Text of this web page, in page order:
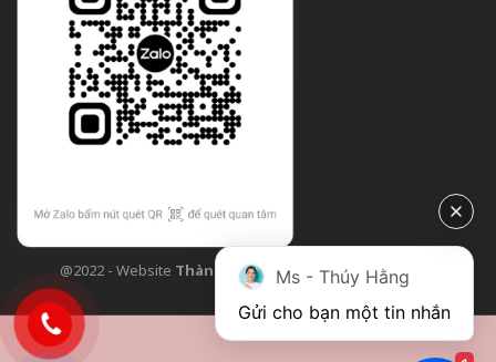
@2022 - Website Thành Công Flower| Design bởi
Ms - Thúy Hằng
Gửi cho bạn một tin nhắn